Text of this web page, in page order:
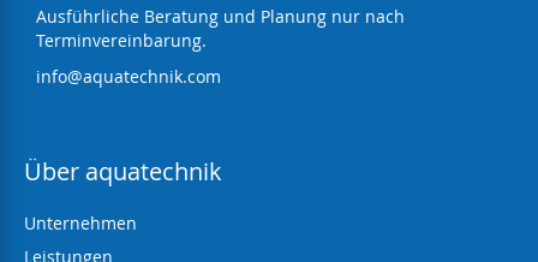
Ausführliche Beratung und Planung nur nach
Terminvereinbarung.
info@aquatechnik.com
Über aquatechnik
Unternehmen
Leistungen